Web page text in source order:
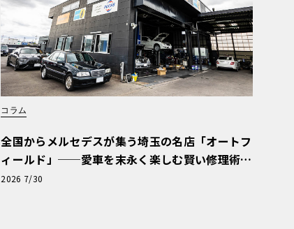
コラム
全国からメルセデスが集う埼玉の名店「オートフ
ィールド」──愛車を末永く楽しむ賢い修理術
と、プロがフックス製オイルを選ぶ理由〈PR〉
2026 7/30